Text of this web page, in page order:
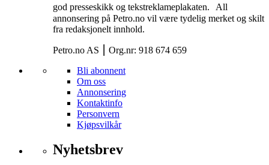
god presseskikk og tekstreklameplakaten. All
annonsering på Petro.no vil være tydelig merket og skilt
fra redaksjonelt innhold.
Petro.no AS ⎮ Org.nr: 918 674 659
Bli abonnent
Om oss
Annonsering
Kontaktinfo
Personvern
Kjøpsvilkår
Nyhetsbrev